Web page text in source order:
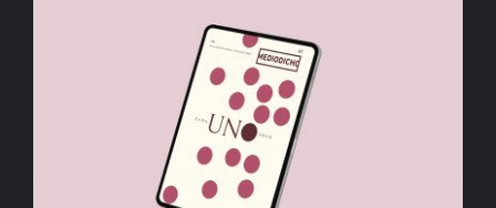
AÑADIR AL CARRITO /